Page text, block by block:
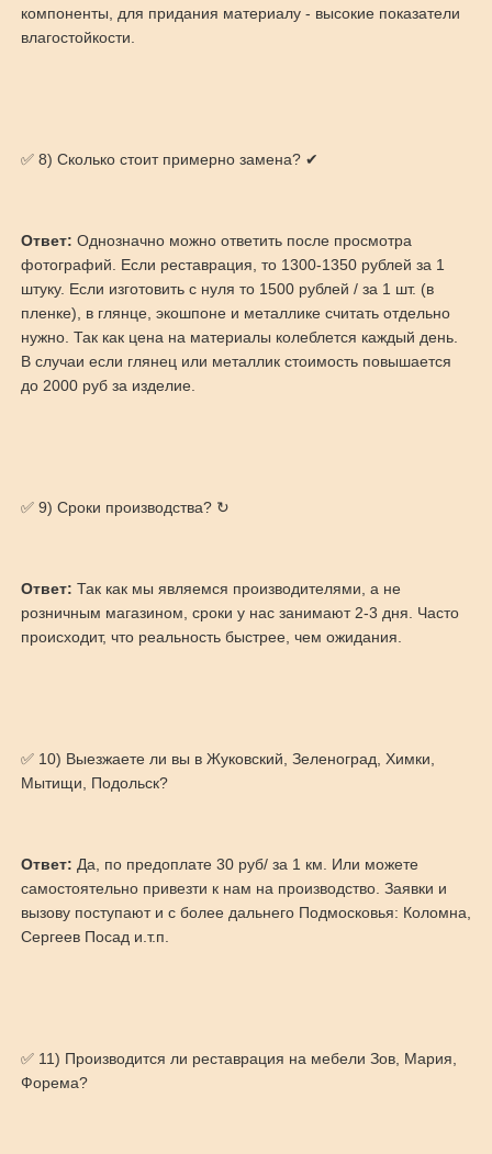
компоненты, для придания материалу - высокие показатели
влагостойкости.
✅ 8) Сколько стоит примерно замена? ✔
Ответ: Однозначно можно ответить после просмотра
фотографий. Если реставрация, то 1300-1350 рублей за 1
штуку. Если изготовить с нуля то 1500 рублей / за 1 шт. (в
пленке), в глянце, экошпоне и металлике считать отдельно
нужно. Так как цена на материалы колеблется каждый день.
В случаи если глянец или металлик стоимость повышается
до 2000 руб за изделие.
✅ 9) Сроки производства? ↻
Ответ: Так как мы являемся производителями, а не
розничным магазином, сроки у нас занимают 2-3 дня. Часто
происходит, что реальность быстрее, чем ожидания.
✅ 10) Выезжаете ли вы в Жуковский, Зеленоград, Химки,
Мытищи, Подольск?
Ответ: Да, по предоплате 30 руб/ за 1 км. Или можете
самостоятельно привезти к нам на производство. Заявки и
вызову поступают и с более дальнего Подмосковья: Коломна,
Сергеев Посад и.т.п.
✅ 11) Производится ли реставрация на мебели Зов, Мария,
Форема?